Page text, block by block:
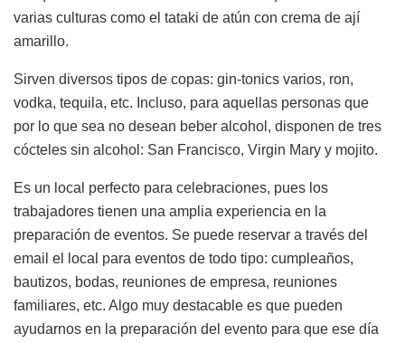
varias culturas como el tataki de atún con crema de ají
amarillo.
Sirven diversos tipos de copas: gin-tonics varios, ron,
vodka, tequila, etc. Incluso, para aquellas personas que
por lo que sea no desean beber alcohol, disponen de tres
cócteles sin alcohol: San Francisco, Virgin Mary y mojito.
Es un local perfecto para celebraciones, pues los
trabajadores tienen una amplia experiencia en la
preparación de eventos. Se puede reservar a través del
email el local para eventos de todo tipo: cumpleaños,
bautizos, bodas, reuniones de empresa, reuniones
familiares, etc. Algo muy destacable es que pueden
ayudarnos en la preparación del evento para que ese día